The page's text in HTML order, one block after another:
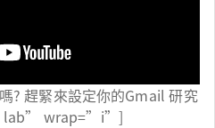
? 趕緊來設定你的Gmail 研究
wrap=”i”]